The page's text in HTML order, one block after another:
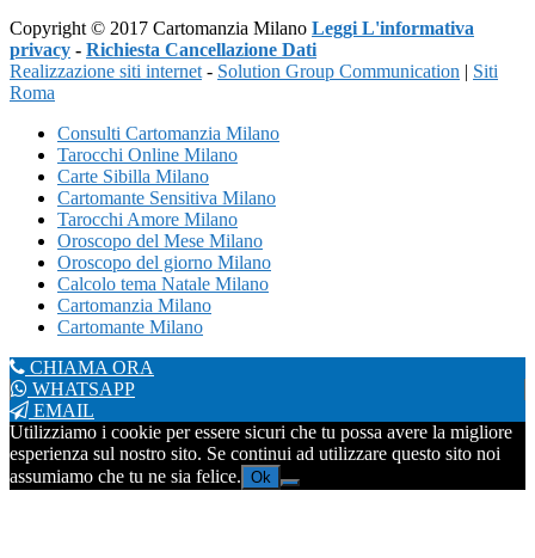
Copyright © 2017 Cartomanzia Milano Leggi L'informativa
privacy - Richiesta Cancellazione Dati
Realizzazione siti internet - Solution Group Communication | Siti
Roma
Consulti Cartomanzia Milano
Tarocchi Online Milano
Carte Sibilla Milano
Cartomante Sensitiva Milano
Tarocchi Amore Milano
Oroscopo del Mese Milano
Oroscopo del giorno Milano
Calcolo tema Natale Milano
Cartomanzia Milano
Cartomante Milano
CHIAMA ORA
WHATSAPP
EMAIL
Utilizziamo i cookie per essere sicuri che tu possa avere la migliore
esperienza sul nostro sito. Se continui ad utilizzare questo sito noi
assumiamo che tu ne sia felice. Ok